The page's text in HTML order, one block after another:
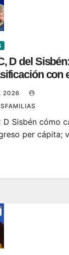
D del
con
2026
D Sisbén cómo
per cápita;